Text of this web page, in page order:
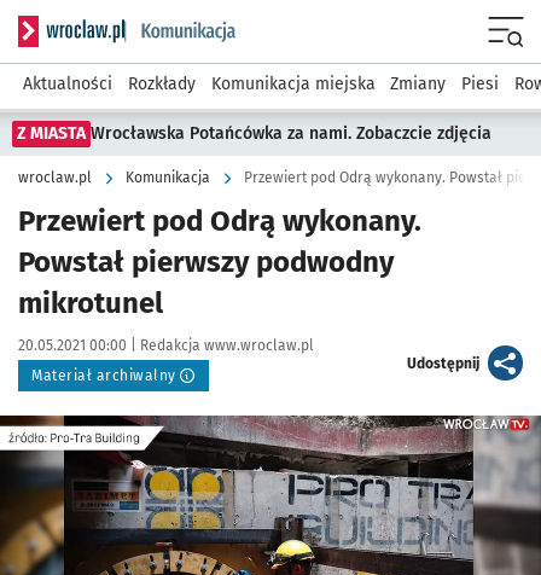
Serwis informacyjny wroclaw.pl podserwis: Komunikacja
Aktualności Rozkłady Komunikacja miejska Zmiany Piesi
Z MIASTA Wrocławska Potańcówka za nami. Zobaczcie zdjęcia
wroclaw.pl Komunikacja Przewiert pod Odrą wykonany. Powstał
Przewiert pod Odrą wykonany.
Powstał pierwszy podwodny
mikrotunel
Data publikacji:
20.05.2021 00:00 | Autor:
Redakcja www.wroclaw.pl
Materiał archiwalny
Udostępnijartykuł
Kliknij, aby powiększyć